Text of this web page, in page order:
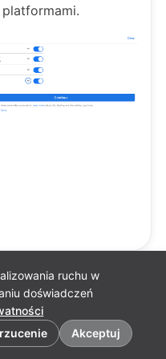
ruchu w
doświadczeń
Akceptuj